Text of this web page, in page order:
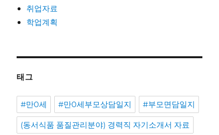
취업자료
학업계획
태그
#만0세 #만0세부모상담일지 #부모면담일지
(동서식품 품질관리분야) 경력직 자기소개서 자료